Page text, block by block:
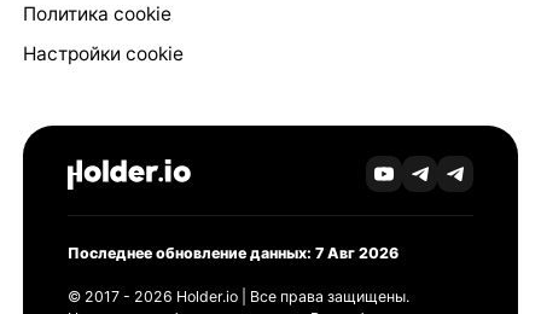
Политика cookie
Настройки cookie
Последнее обновление данных: 7 Авг 2026
© 2017 - 2026 Holder.io | Все права защищены.